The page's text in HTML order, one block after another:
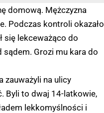
domową. Mężczyzna
Podczas kontroli okazało
się lekceważąco do
Grozi mu kara do
zauważyli na ulicy
Byli to dwaj 14-latkowie,
lekkomyślności i